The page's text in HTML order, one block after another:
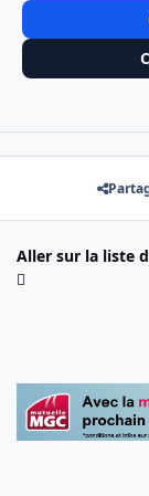
Aller sur la liste